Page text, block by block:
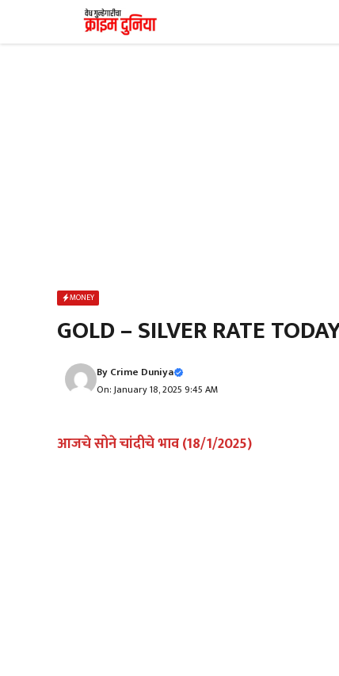
content
MONEY
GOLD – SILVER RATE
ByCrime Duniya
On: January 18, 2025 9:45 AM
आजचे सोने चांदीचे भाव (18/1/2025)